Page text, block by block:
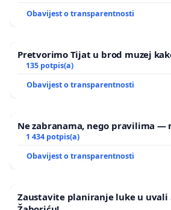
Obavijest o transparentnosti
Pretvorimo Tijat u brod muzej
135 potpis(a)
Obavijest o transparentnosti
Ne zabranama, nego pravilima —
1 434 potpis(a)
Obavijest o transparentnosti
Zaustavite planiranje luke u uvali